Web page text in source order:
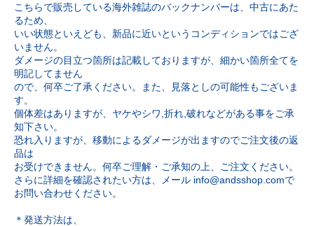
こちらで販売している海外雑誌のバックナンバーは、中古にあた
るため、
いい状態といえども、新品に近いというコンディションではござ
いません。
ダメージの目立つ箇所は記載しておりますが、細かい箇所全てを
明記してません
ので、何卒ご了承ください。また、見落としの可能性もございま
す。
個体差はありますが、ヤケやシワ,折れ,破れなどがある事をご承
知下さい。
恐れ入りますが、移動によるダメージが出ますのでご注文後の返
品は
お受けできません。何卒ご理解・ご承知の上、ご注文ください。
さらに詳細を確認されたい方は、メール info@andsshop.comで
お問い合わせください。
＊発送方法は、